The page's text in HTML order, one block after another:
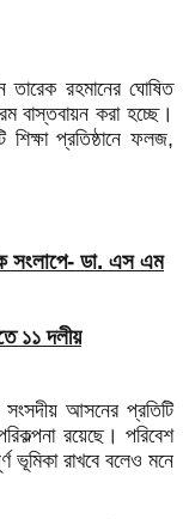
তারেক রহমানের ঘোষিত
বাস্তবায়ন করা হচ্ছে।
প্রতিষ্ঠানে ফলজ,
সংলাপে- ডা. এস এম
১১ দলীয়
সংসদীয় আসনের প্রতিটি
রয়েছে। পরিবেশ
রাখবে বলেও মনে